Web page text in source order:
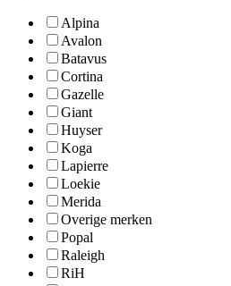
Alpina
Avalon
Batavus
Cortina
Gazelle
Giant
Huyser
Koga
Lapierre
Loekie
Merida
Overige merken
Popal
Raleigh
RiH